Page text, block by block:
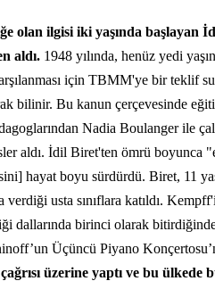
olan ilgisi iki yaşında başlayan
aldı. 1948 yılında, henüz yedi
için TBMM'ye bir teklif
bilinir. Bu kanun çerçevesinde
Nadia Boulanger ile
aldı. İdil Biret'ten ömrü boyunca
hayat boyu sürdürdü. Biret, 11
usta sınıflara katıldı.
birinci olarak
Üçüncü Piyano
üzerine yaptı ve bu ülkede